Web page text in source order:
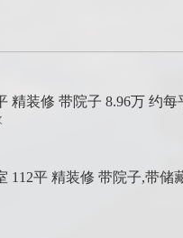
精装修 带院子 8.96万 约每
112平 精装修 带院子,带储